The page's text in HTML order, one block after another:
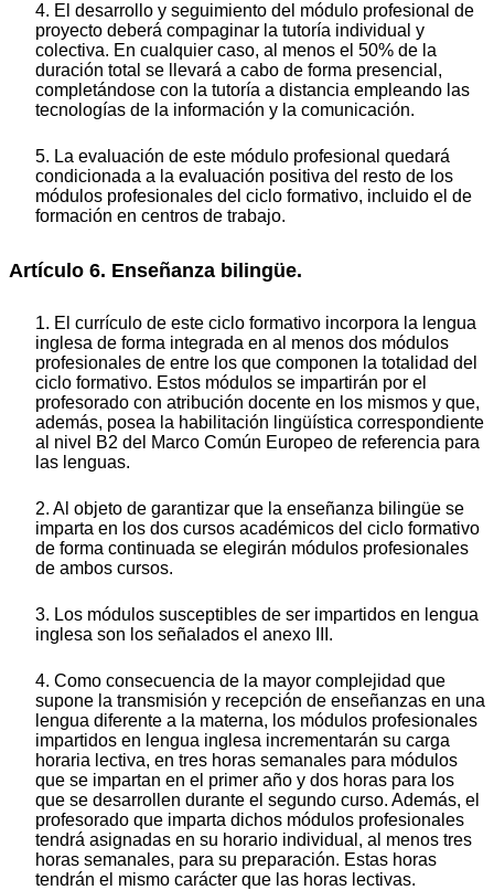
4. El desarrollo y seguimiento del módulo profesional de
proyecto deberá compaginar la tutoría individual y
colectiva. En cualquier caso, al menos el 50% de la
duración total se llevará a cabo de forma presencial,
completándose con la tutoría a distancia empleando las
tecnologías de la información y la comunicación.
5. La evaluación de este módulo profesional quedará
condicionada a la evaluación positiva del resto de los
módulos profesionales del ciclo formativo, incluido el de
formación en centros de trabajo.
Artículo 6. Enseñanza bilingüe.
1. El currículo de este ciclo formativo incorpora la lengua
inglesa de forma integrada en al menos dos módulos
profesionales de entre los que componen la totalidad del
ciclo formativo. Estos módulos se impartirán por el
profesorado con atribución docente en los mismos y que,
además, posea la habilitación lingüística correspondiente
al nivel B2 del Marco Común Europeo de referencia para
las lenguas.
2. Al objeto de garantizar que la enseñanza bilingüe se
imparta en los dos cursos académicos del ciclo formativo
de forma continuada se elegirán módulos profesionales
de ambos cursos.
3. Los módulos susceptibles de ser impartidos en lengua
inglesa son los señalados el anexo III.
4. Como consecuencia de la mayor complejidad que
supone la transmisión y recepción de enseñanzas en una
lengua diferente a la materna, los módulos profesionales
impartidos en lengua inglesa incrementarán su carga
horaria lectiva, en tres horas semanales para módulos
que se impartan en el primer año y dos horas para los
que se desarrollen durante el segundo curso. Además, el
profesorado que imparta dichos módulos profesionales
tendrá asignadas en su horario individual, al menos tres
horas semanales, para su preparación. Estas horas
tendrán el mismo carácter que las horas lectivas.